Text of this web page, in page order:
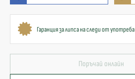
Гаранция за липса на следи от употреба
Поръчай онлайн